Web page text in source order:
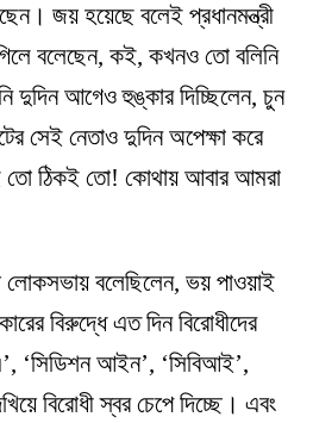
জয় হয়েছে বলেই প্রধানমন্ত্রী
বলেছেন, কই, কখনও তো বলিনি
দুদিন আগেও হুঙ্কার দিচ্ছিলেন, চুন
সেই নেতাও দুদিন অপেক্ষা করে
তো ঠিকই তো! কোথায় আবার আমরা
বলেছিলেন, ভয় পাওয়াই
বিরুদ্ধে এত দিন বিরোধীদের
‘সিডিশন আইন’, ‘সিবিআই’,
বিরোধী স্বর চেপে দিচ্ছে। এবং